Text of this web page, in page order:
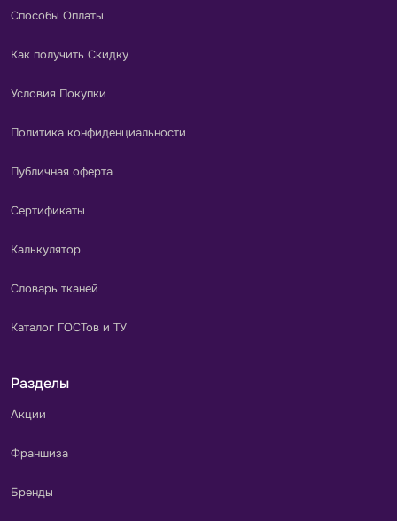
Способы Оплаты
Как получить Скидку
Условия Покупки
Политика конфиденциальности
Публичная оферта
Сертификаты
Калькулятор
Словарь тканей
Каталог ГОСТов и ТУ
Разделы
Акции
Франшиза
Бренды